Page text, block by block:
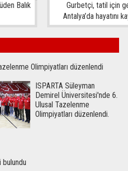
Balık
Gurbetçi, tatil için
Antalya’da hayatını
Olimpiyatları düzenlendi
ISPARTA Süleyman
Demirel Üniversitesi'nde 6.
Ulusal Tazelenme
Olimpiyatları düzenlendi.
bulundu